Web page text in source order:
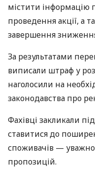
містити інформацію
проведення акції, а
завершення
За результатами
виписали штраф у
наголосили на
законодавства про
Фахівці закликали
ставитися до
споживачів —
пропозицій.